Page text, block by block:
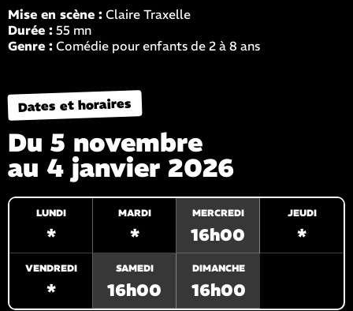
Mise en scène : Claire Traxelle
Durée : 55 mn
Genre : Comédie pour enfants de 2 à 8 ans
Dates et horaires
Du 5 novembre
au 4 janvier 2026
LUNDI
*
MARDI
*
MERCREDI
16h00
JEUDI
*
VENDREDI
*
SAMEDI
16h00
DIMANCHE
16h00